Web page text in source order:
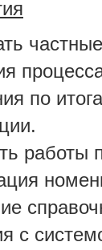
по
работы
с